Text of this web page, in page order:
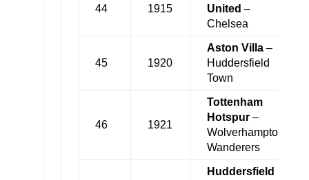
44 1915
United –
Chelsea
45 1920
Aston Villa–
Huddersfield
Town
46 1921
Tottenham
Hotspur–
Wolverhampton
Wanderers
Huddersfield